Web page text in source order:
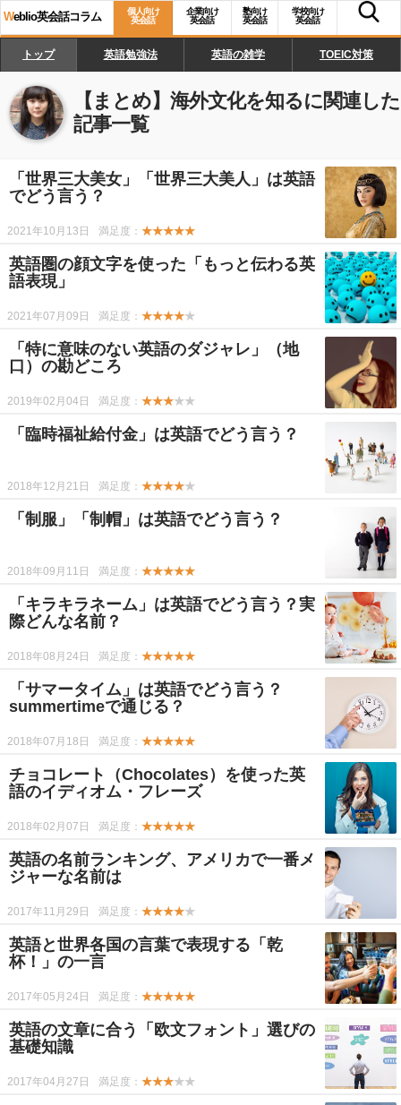
Weblio英会話コラム
個人向け
英会話
企業向け
英会話
塾向け
英会話
学校向け
英会話
トップ 英語勉強法 英語の雑学 TOEIC対策
【まとめ】 海外文化を知るに関連した
記事一覧
「世界三大美女」「世界三大美人」は英語
でどう言う？
2021年10月13日 満足度： ★★★★★
英語圏の顔文字を使った「もっと伝わる英
語表現」
2021年07月09日 満足度： ★★★★★
「特に意味のない英語のダジャレ」（地
口）の勘どころ
2019年02月04日 満足度： ★★★★★
「臨時福祉給付金」は英語でどう言う？
2018年12月21日 満足度： ★★★★★
「制服」「制帽」は英語でどう言う？
2018年09月11日 満足度： ★★★★★
「キラキラネーム」は英語でどう言う？実
際どんな名前？
2018年08月24日 満足度： ★★★★★
「サマータイム」は英語でどう言う？
summertimeで通じる？
2018年07月18日 満足度： ★★★★★
チョコレート（Chocolates）を使った英
語のイディオム・フレーズ
2018年02月07日 満足度： ★★★★★
英語の名前ランキング、アメリカで一番メ
ジャーな名前は
2017年11月29日 満足度： ★★★★★
英語と世界各国の言葉で表現する「乾
杯！」の一言
2017年05月24日 満足度： ★★★★★
英語の文章に合う「欧文フォント」選びの
基礎知識
2017年04月27日 満足度： ★★★★★